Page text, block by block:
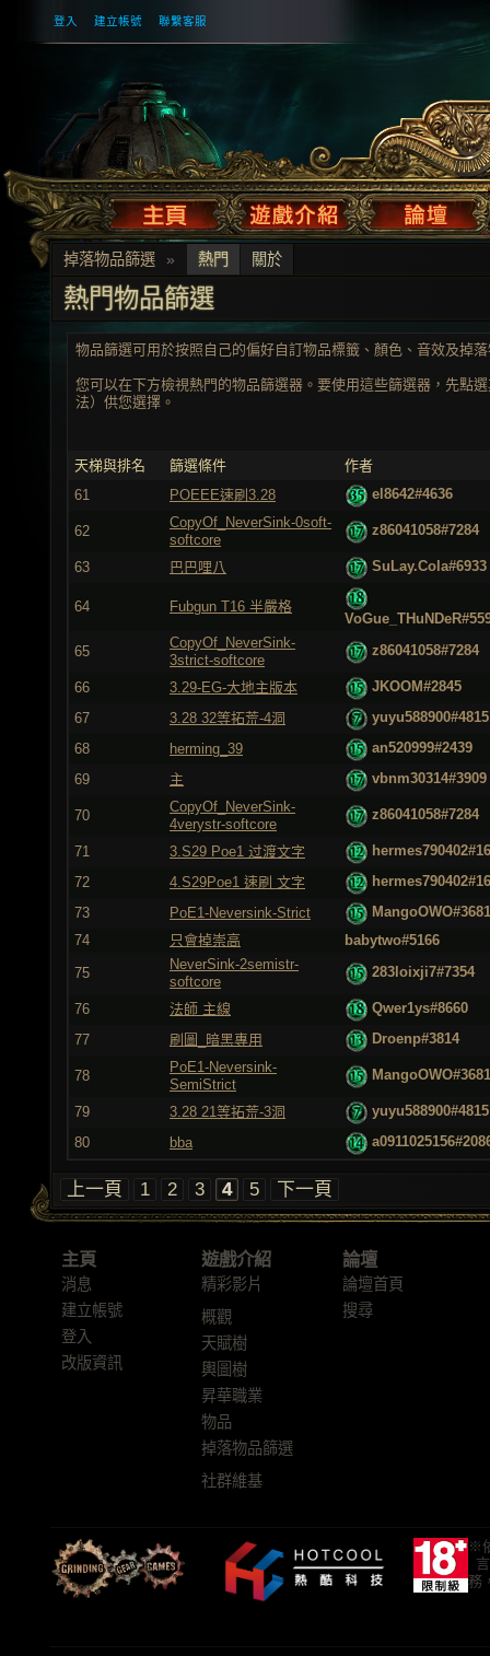
登入 建立帳號 聯繫客服
掉落物品篩選 » 熱門 關於
熱門物品篩選
物品篩選可用於按照自己的偏好自訂物品標籤、顏色、音效及掉
您可以在下方檢視熱門的物品篩選器。要使用這些篩選器，先點
法）供您選擇。
天梯與排名 篩選條件
作者
61
POEEE速刷3.28 el8642#4636
62
CopyOf_NeverSink-0soft-
softcore
z86041058#7284
63 巴巴哩八 SuLay.Cola#6933
64 Fubgun T16 半嚴格
65
CopyOf_NeverSink-
3strict-softcore
z86041058#7284
66 3.29-EG-大地主版本
JKOOM#2845
67
3.28 32等拓荒-4洞
yuyu588900#4815
68
herming_39
an520999#2439
69
主 vbnm30314#3909
70
CopyOf_NeverSink-
4verystr-softcore
z86041058#7284
71 3.S29 Poe1 过渡文字
72
4.S29Poe1 速刷 文字
73
PoE1-Neversink-Strict
MangoOWO#3681
74
只會掉崇高
babytwo#5166
75
NeverSink-2semistr-
softcore
283loixji7#7354
76 法師 主線
Qwer1ys#8660
77
刷圖_暗黑專用 Droenp#3814
78
PoE1-Neversink-
SemiStrict
MangoOWO#3681
79 3.28 21等拓荒-3洞
yuyu588900#4815
80
bba
上一頁 1 2 3 4 5 下一頁
主頁
消息
建立帳號
登入
改版資訊
遊戲介紹
精彩影片
概觀
天賦樹
輿圖樹
昇華職業
物品
掉落物品篩選
社群維基
論壇
論壇首頁
搜尋
※
務